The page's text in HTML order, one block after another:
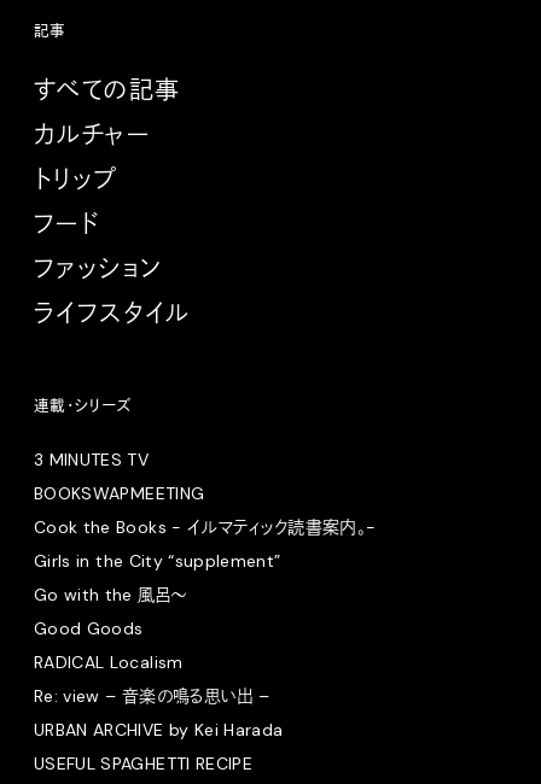
記事
すべての記事
カルチャー
トリップ
フード
ファッション
ライフスタイル
連載・シリーズ
3 MINUTES TV
BOOKSWAPMEETING
Cook the Books - イルマティック読書案内。-
Girls in the City “supplement”
Go with the 風呂〜
Good Goods
RADICAL Localism
Re: view – 音楽の鳴る思い出 –
URBAN ARCHIVE by Kei Harada
USEFUL SPAGHETTI RECIPE